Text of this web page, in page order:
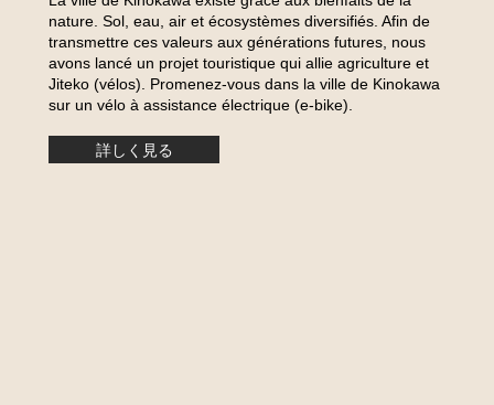
nature. Sol, eau, air et écosystèmes diversifiés. Afin de
transmettre ces valeurs aux générations futures, nous
avons lancé un projet touristique qui allie agriculture et
Jiteko (vélos). Promenez-vous dans la ville de Kinokawa
sur un vélo à assistance électrique (e-bike).
詳しく見る